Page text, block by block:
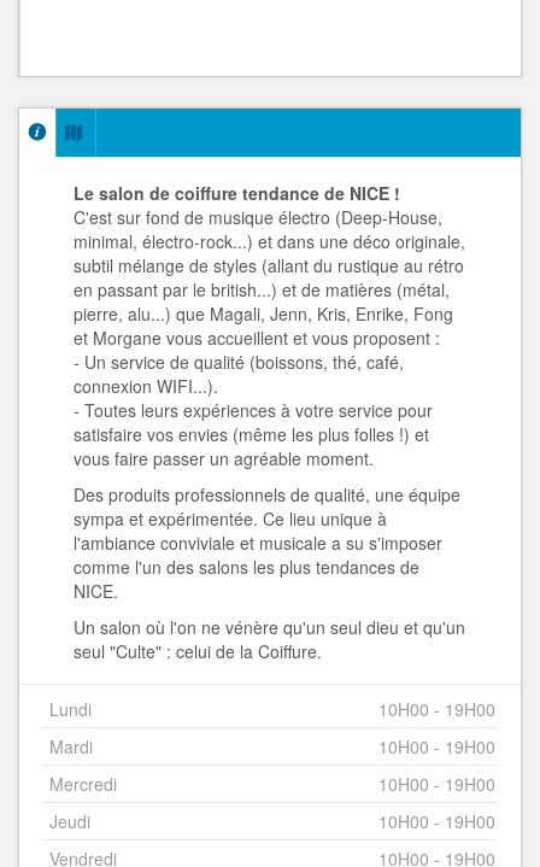
Le salon de coiffure tendance de NICE !
C'est sur fond de musique électro (Deep-House,
minimal, électro-rock...) et dans une déco originale,
subtil mélange de styles (allant du rustique au rétro
en passant par le british...) et de matières (métal,
pierre, alu...) que Magali, Jenn, Kris, Enrike, Fong
et Morgane vous accueillent et vous proposent :
- Un service de qualité (boissons, thé, café,
connexion WIFI...).
- Toutes leurs expériences à votre service pour
satisfaire vos envies (même les plus folles !) et
vous faire passer un agréable moment.
Des produits professionnels de qualité, une équipe
sympa et expérimentée. Ce lieu unique à
l'ambiance conviviale et musicale a su s'imposer
comme l'un des salons les plus tendances de
NICE.
Un salon où l'on ne vénère qu'un seul dieu et qu'un
seul "Culte" : celui de la Coiffure.
Lundi
10H00 - 19H00
Mardi
10H00 - 19H00
Mercredi
10H00 - 19H00
Jeudi
10H00 - 19H00
Vendredi
10H00 - 19H00